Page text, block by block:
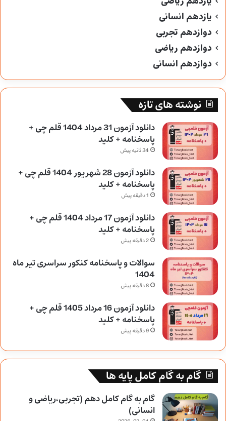
یازدهم انسانی
دوازدهم تجربی
دوازدهم ریاضی
دوازدهم انسانی
نوشته های تازه
دانلود آزمون 31 مرداد 1404 قلم چی +
پاسخنامه + کلید
34 ثانیه پیش
دانلود آزمون 28 شهریور 1404 قلم چی +
پاسخنامه + کلید
1 دقیقه پیش
دانلود آزمون 17 مرداد 1404 قلم چی +
پاسخنامه + کلید
2 دقیقه پیش
سوالات و پاسخنامه کنکور سراسری تیر ماه
1404
8 دقیقه پیش
دانلود آزمون 16 مرداد 1405 قلم چی +
پاسخنامه + کلید
9 دقیقه پیش
گام به گام کامل پایه ها
گام به گام کامل دهم (تجربی،ریاضی و
انسانی)